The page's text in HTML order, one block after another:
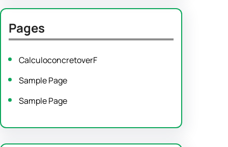
Pages
CalculoconcretoverF
Sample Page
Sample Page